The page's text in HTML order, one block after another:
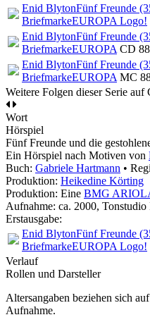
Enid BlytonFünf Freunde
BriefmarkeEUROPA Logo!
Enid BlytonFünf Freunde
BriefmarkeEUROPA CD
Enid BlytonFünf Freunde
BriefmarkeEUROPA MC
Weitere Folgen dieser Serie auf
Wort
Hörspiel
Fünf Freunde und die
Ein Hörspiel nach Motiven von
Buch: Gabriele Hartmann •
Produktion: Heikedine Körting
Produktion: Eine BMG
Aufnahme: ca. 2000,
Erstausgabe:
Enid BlytonFünf Freunde
BriefmarkeEUROPA Logo!
Verlauf
Rollen und Darsteller
Altersangaben beziehen sich
Aufnahme.